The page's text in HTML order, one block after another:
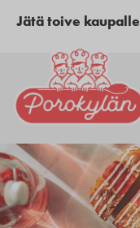
Jätä toive kaupalle